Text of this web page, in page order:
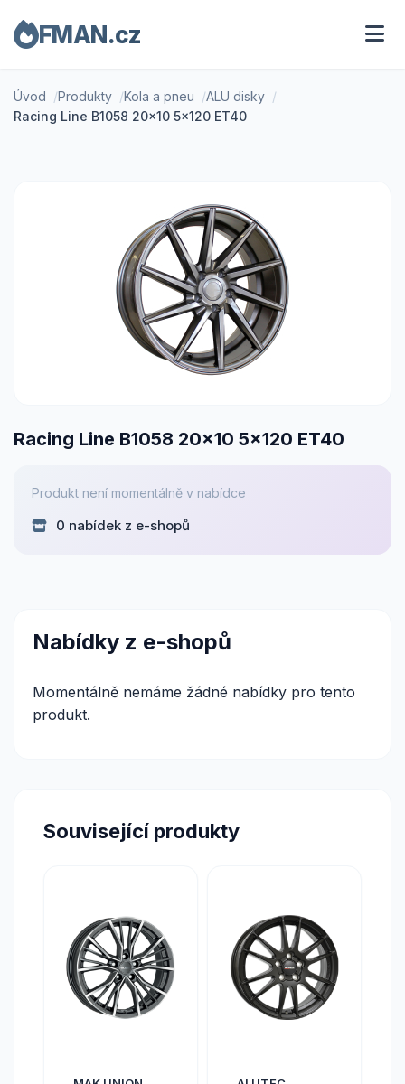
FMAN.cz
Úvod Produkty Kola a pneu
ALU disky
Racing Line B1058 20x10 5x120 ET40
Racing Line B1058 20x10 5x120 ET40
Produkt není momentálně v nabídce
0 nabídek z e-shopů
Nabídky z e-shopů
Momentálně nemáme žádné nabídky pro tento
produkt.
Související produkty